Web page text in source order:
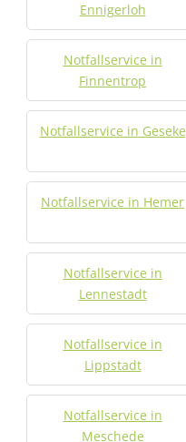
Ennigerloh
Notfallservice in
Finnentrop
Notfallservice in Geseke
Notfallservice in Hemer
Notfallservice in
Lennestadt
Notfallservice in
Lippstadt
Notfallservice in
Meschede